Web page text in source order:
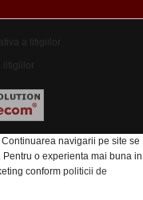
navigarii pe site se
. Pentru o experienta mai buna in
conform politicii de